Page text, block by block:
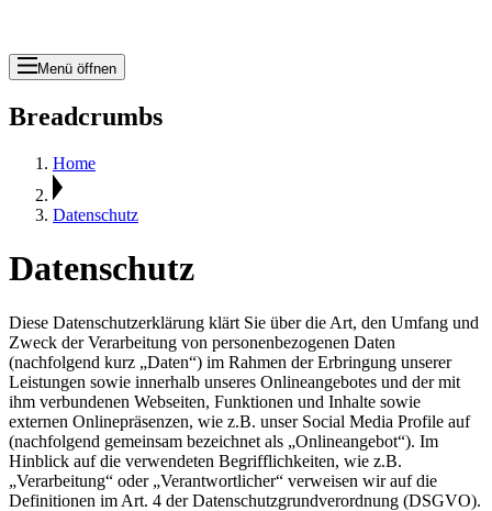
Menü öffnen
Breadcrumbs
Home
Datenschutz
Datenschutz
Diese Datenschutzerklärung klärt Sie über die Art, den Umfang und
Zweck der Verarbeitung von personenbezogenen Daten
(nachfolgend kurz „Daten“) im Rahmen der Erbringung unserer
Leistungen sowie innerhalb unseres Onlineangebotes und der mit
ihm verbundenen Webseiten, Funktionen und Inhalte sowie
externen Onlinepräsenzen, wie z.B. unser Social Media Profile auf
(nachfolgend gemeinsam bezeichnet als „Onlineangebot“). Im
Hinblick auf die verwendeten Begrifflichkeiten, wie z.B.
„Verarbeitung“ oder „Verantwortlicher“ verweisen wir auf die
Definitionen im Art. 4 der Datenschutzgrundverordnung (DSGVO).